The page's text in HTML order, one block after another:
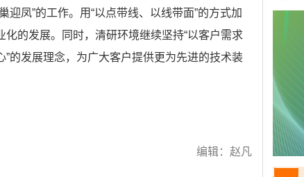
凤”的工作。用“以点带线、以线带面”的方式加
的发展。同时，清研环境继续坚持“以客户需求
的发展理念，为广大客户提供更为先进的技术装
编辑：赵凡